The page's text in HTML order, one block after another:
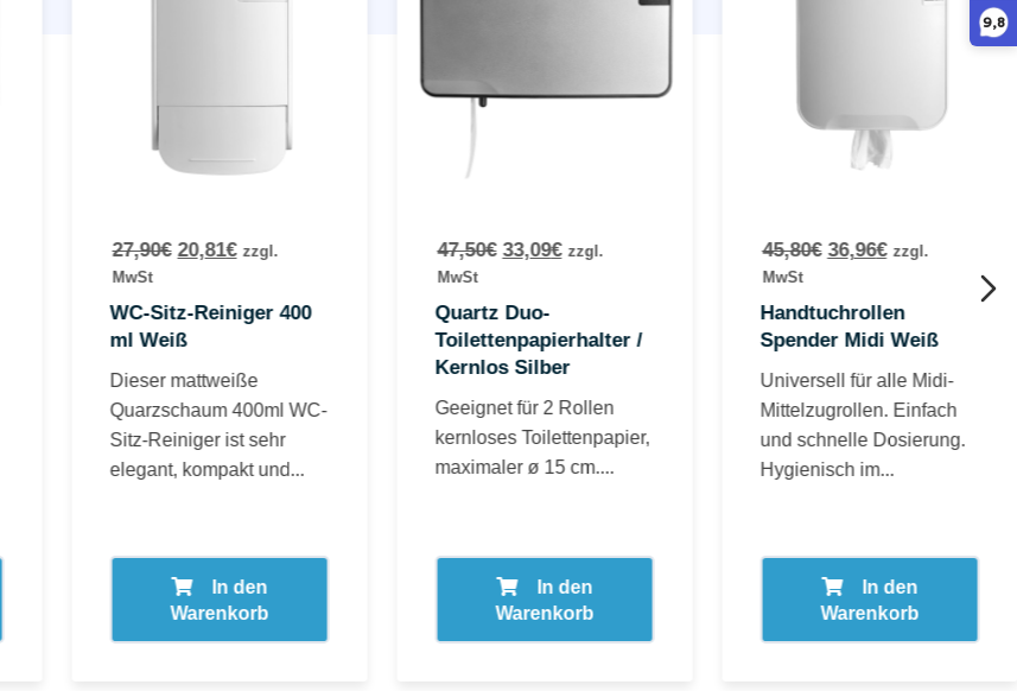
9,8
27,90€ 20,81€ zzgl.
MwSt
WC-Sitz-Reiniger 400
ml Weiß
Dieser mattweiße
Quarzschaum 400ml WC-
Sitz-Reiniger ist sehr
elegant, kompakt und...
In den
Warenkorb
47,50€ 33,09€ zzgl.
MwSt
Quartz Duo-
Toilettenpapierhalter /
Kernlos Silber
Geeignet für 2 Rollen
kernloses Toilettenpapier,
maximaler ø 15 cm....
In den
Warenkorb
45,80€ 36,96€ zzgl.
MwSt
Handtuchrollen
Spender Midi Weiß
Universell für alle Midi-
Mittelzugrollen. Einfach
und schnelle Dosierung.
Hygienisch im...
In den
Warenkorb